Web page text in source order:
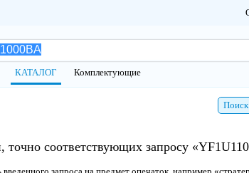
КАТАЛОГ Комплектующие
точно соответствующих запросу